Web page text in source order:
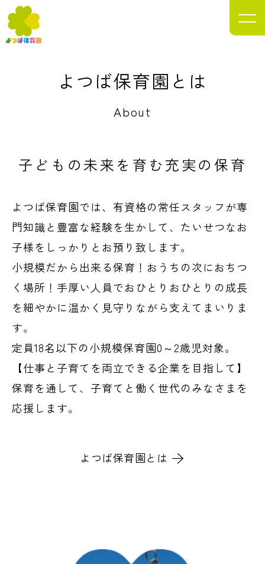
よつば保育園とは
About
子どもの未来を 育む充実の保育
よつば保育園では、有資格の常任スタッフが専
門知識と豊富な経験を生かして、たいせつなお
子様をしっかりとお預り致します。
小規模だから出来る保育！おうちの次におちつ
く場所！手厚い人員でおひとりおひとりの成長
を細やかに温かく見守りながら支えてまいりま
す。
定員18名以下の小規模保育園0～2歳児対象。
【仕事と子育てを両立できる企業を目指して】
保育を通して、子育てと働く世代のみなさまを
応援します。
よつば保育園とは